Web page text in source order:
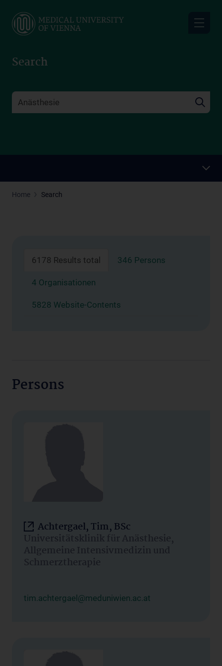
main
Search
Home Search
6178 Results total 346 Persons
4 Organisationen
5828 Website-Contents
Persons
Achtergael, Tim, BSc
Universitätsklinik für Anästhesie,
Allgemeine Intensivmedizin und
Schmerztherapie
tim.achtergael@meduniwien.ac.at